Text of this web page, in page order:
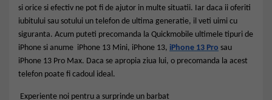
si orice si efectiv ne pot fi de ajutor in multe situatii. Iar daca ii oferiti
iubitului sau sotului un telefon de ultima generatie, il veti uimi cu
siguranta. Acum puteti precomanda la Quickmobile ultimele tipuri de
iPhone si anume iPhone 13 Mini, iPhone 13, iPhone 13 Pro sau
iPhone 13 Pro Max. Daca se apropia ziua lui, o precomanda la acest
telefon poate fi cadoul ideal.
Experiente noi pentru a surprinde un barbat